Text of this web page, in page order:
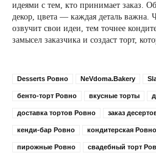
идеями с тем, кто принимает заказ.
декор, цвета — каждая деталь важна.
озвучит свои идеи, тем точнее
замысел заказчика и создаст торт,
Desserts Ровно NeVdoma.Bakery
бенто-торт Ровно вкусные торты
доставка тортов Ровно заказ
кенди-бар Ровно кондитерская Ровно
пирожные Ровно свадебный торт